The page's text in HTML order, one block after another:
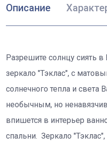
Описание
Разрешите солнцу сиять
зеркало "Тэклас", с
солнечного тепла и света
необычным, но
впишется в интерьер
спальни. Зеркало